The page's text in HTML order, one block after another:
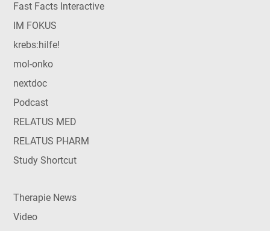
Fast Facts Interactive
IM FOKUS
krebs:hilfe!
mol-onko
nextdoc
Podcast
RELATUS MED
RELATUS PHARM
Study Shortcut
Therapie News
Video